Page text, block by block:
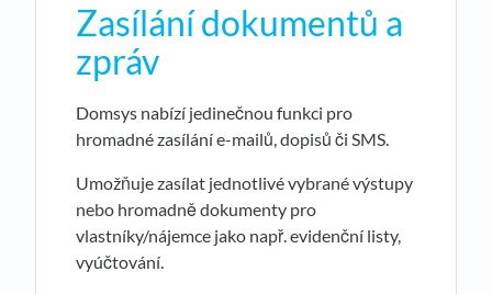
Zasílání dokumentů a
zpráv
Domsys nabízí jedinečnou funkci pro
hromadné zasílání e-mailů, dopisů či SMS.
Umožňuje zasílat jednotlivé vybrané výstupy
nebo hromadně dokumenty pro
vlastníky/nájemce jako např. evidenční listy,
vyúčtování.